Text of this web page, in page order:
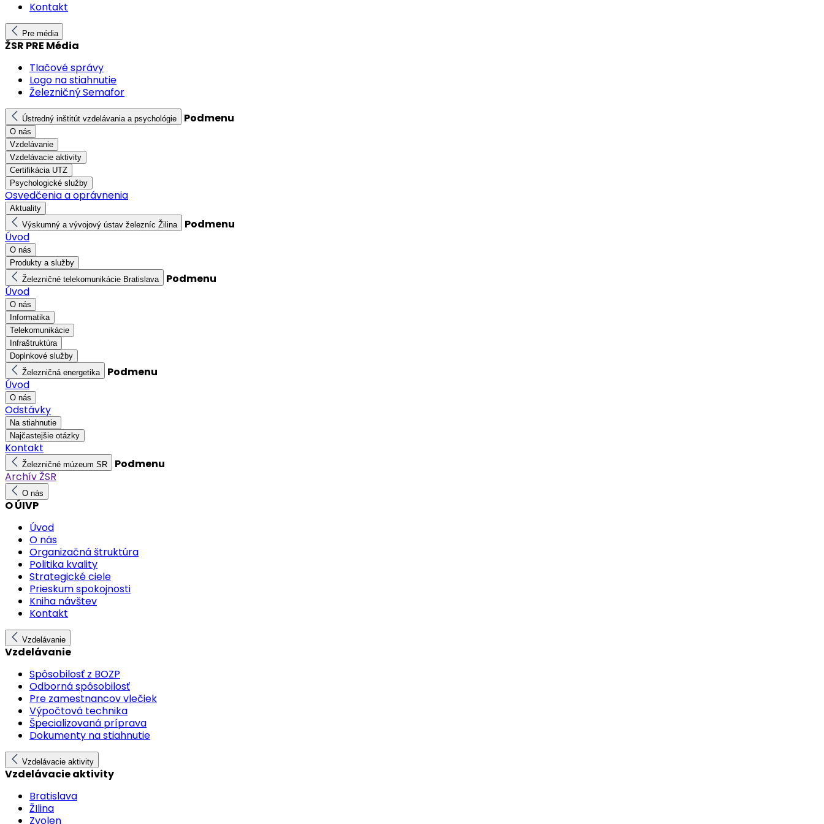
Kontakt
Pre média
ŽSR PRE Média
Tlačové správy
Logo na stiahnutie
Železničný Semafor
Ústredný inštitút vzdelávania a psychológie Podmenu
O nás
Vzdelávanie
Vzdelávacie aktivity
Certifikácia UTZ
Psychologické služby
Osvedčenia a oprávnenia
Aktuality
Výskumný a vývojový ústav železníc Žilina
Podmenu
Úvod
O nás
Produkty a služby
Železničné telekomunikácie Bratislava
Podmenu
Úvod
O nás
Informatika
Telekomunikácie
Infraštruktúra
Doplnkové služby
Železničná energetika
Podmenu
Úvod
O nás
Odstávky
Na stiahnutie
Najčastejšie otázky
Kontakt
Železničné múzeum SR
Podmenu
Archív ŽSR
O nás
O ÚIVP
Úvod
O nás
Organizačná štruktúra
Politika kvality
Strategické ciele
Prieskum spokojnosti
Kniha návštev
Kontakt
Vzdelávanie
Vzdelávanie
Spôsobilosť z BOZP
Odborná spôsobilosť
Pre zamestnancov vlečiek
Výpočtová technika
Špecializovaná príprava
Dokumenty na stiahnutie
Vzdelávacie aktivity
Vzdelávacie aktivity
Bratislava
ŽIlina
Zvolen